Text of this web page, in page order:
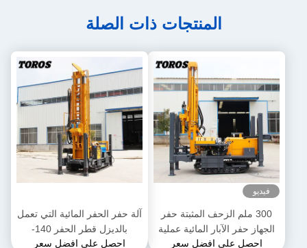
المنتجات ذات الصلة
فيديو
300 ملم الزحف المثبتة حفر
الجهاز حفر الآبار المائية عملية
سهلة
احصل على افضل سعر
آلة حفر الحفر المائية التي تعمل
بالديزل قطر الحفر 140-
325mm
احصل على افضل سعر